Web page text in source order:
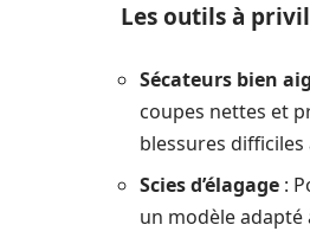
Les outils à
Sécateurs bien
coupes nettes et
blessures difficiles
Scies d’élagage :
un modèle adapté